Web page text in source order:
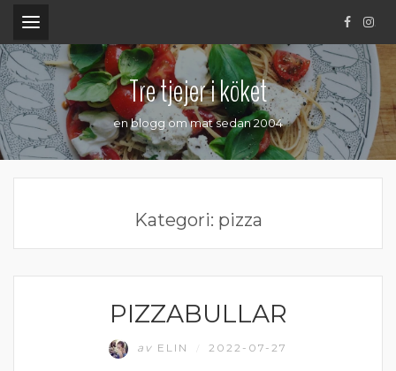
.
Tre tjejer i köket
en blogg om mat sedan 2004
Kategori: pizza
PIZZABULLAR
av ELIN 2022-07-27